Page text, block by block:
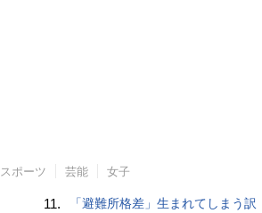
スポーツ 芸能 女子
11. 「避難所格差」生まれてしまう訳